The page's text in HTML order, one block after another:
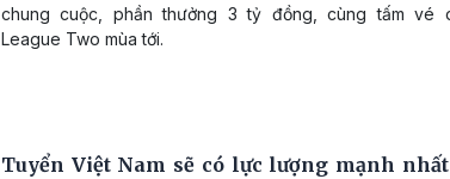
chung cuộc, phần thưởng 3 tỷ đồng, cùng tấm vé
League Two mùa tới.
Tuyển Việt Nam sẽ có lực lượng mạnh